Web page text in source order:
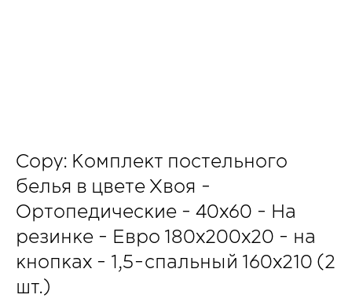
Copy: Комплект постельного
белья в цвете Хвоя -
Ортопедические - 40х60 - На
резинке - Евро 180х200х20 - на
кнопках - 1,5-спальный 160х210 (2
шт.)